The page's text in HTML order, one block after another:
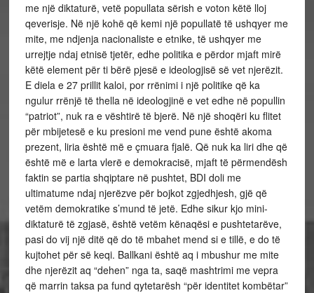
me një diktaturë, vetë popullata sërish e voton këtë lloj
qeverisje. Në një kohë që kemi një popullatë të ushqyer me
mite, me ndjenja nacionaliste e etnike, të ushqyer me
urrejtje ndaj etnisë tjetër, edhe politika e përdor mjaft mirë
këtë element për ti bërë pjesë e ideologjisë së vet njerëzit.
E diela e 27 prillit kaloi, por rrënimi i një politike që ka
ngulur rrënjë të thella në ideologjinë e vet edhe në popullin
“patriot”, nuk ra e vështirë të bjerë. Në një shoqëri ku flitet
për mbijetesë e ku presioni me vend pune është akoma
prezent, liria është më e çmuara fjalë. Që nuk ka liri dhe që
është më e larta vlerë e demokracisë, mjaft të përmendësh
faktin se partia shqiptare në pushtet, BDI doli me
ultimatume ndaj njerëzve për bojkot zgjedhjesh, gjë që
vetëm demokratike s’mund të jetë. Edhe sikur kjo mini-
diktaturë të zgjasë, është vetëm kënaqësi e pushtetarëve,
pasi do vij një ditë që do të mbahet mend si e tillë, e do të
kujtohet për së keqi. Ballkani është aq i mbushur me mite
dhe njerëzit aq “dehen” nga ta, saqë mashtrimi me vepra
që marrin taksa pa fund qytetarësh “për identitet kombëtar”